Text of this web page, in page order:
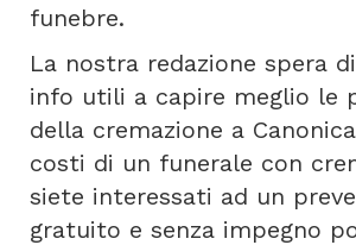
funebre.
La nostra redazione spera
info utili a capire meglio le
della cremazione a
costi di un funerale con
siete interessati ad un
gratuito e senza impegno